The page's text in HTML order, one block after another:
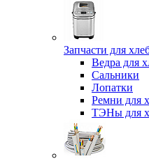
Запчасти для
Ведра для
Сальники
Лопатки
Ремни для
ТЭНы для